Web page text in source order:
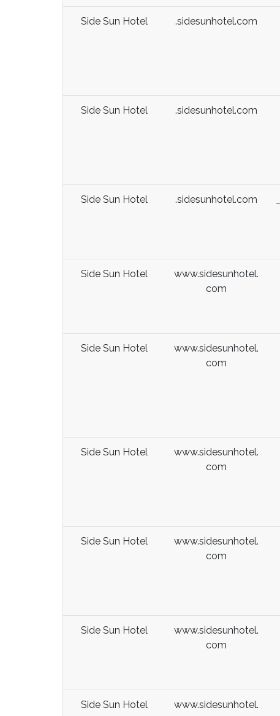
Side Sun Hotel .sidesunhotel.com
Side Sun Hotel .sidesunhotel.com
Side Sun Hotel .sidesunhotel.com
Side Sun Hotel
www.sidesunhotel.
com
Side Sun Hotel
www.sidesunhotel.
com
Side Sun Hotel
www.sidesunhotel.
com
Side Sun Hotel
www.sidesunhotel.
com
Side Sun Hotel
www.sidesunhotel.
com
Side Sun Hotel
www.sidesunhotel.